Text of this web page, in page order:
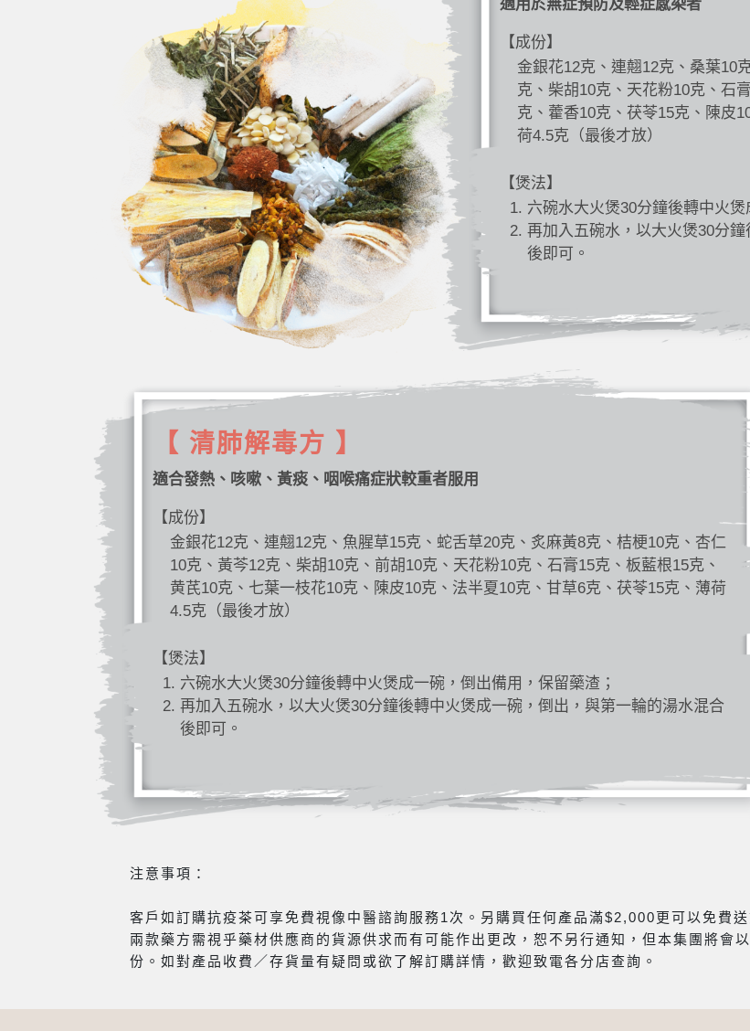
適用於無症預防及輕症感染者
【成份】
金銀花12克、連翹12克、桑葉10
克、柴胡10克、天花粉10克、石
克、藿香10克、茯苓15克、陳皮
荷4.5克（最後才放）
【煲法】
六碗水大火煲30分鐘後轉中火
再加入五碗水，以大火煲30分
後即可。
【 清肺解毒方 】
適合發熱、咳嗽、黃痰、咽喉痛症狀較重者服用
【成份】
金銀花12克、連翹12克、魚腥草15克、蛇舌草20克、炙麻黃8克、桔梗10克、杏仁
10克、黃芩12克、柴胡10克、前胡10克、天花粉10克、石膏15克、板藍根15克、
黄芪10克、七葉一枝花10克、陳皮10克、法半夏10克、甘草6克、茯苓15克、薄荷
4.5克（最後才放）
【煲法】
六碗水大火煲30分鐘後轉中火煲成一碗，倒出備用，保留藥渣；
再加入五碗水，以大火煲30分鐘後轉中火煲成一碗，倒出，與第一輪的湯水混合
後即可。
注意事項：
客戶如訂購抗疫茶可享免費視像中醫諮詢服務1次。另購買任何產品滿$2,000更可以免費
兩款藥方需視乎藥材供應商的貨源供求而有可能作出更改，恕不另行通知，但本集團將會
份。如對產品收費／存貨量有疑問或欲了解訂購詳情，歡迎致電各分店查詢。